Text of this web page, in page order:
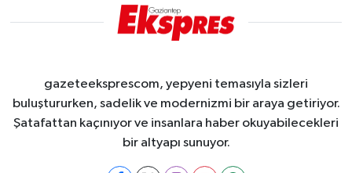
gazeteeksprescom, yepyeni temasıyla sizleri
buluştururken, sadelik ve modernizmi bir araya getiriyor.
Şatafattan kaçınıyor ve insanlara haber okuyabilecekleri
bir altyapı sunuyor.